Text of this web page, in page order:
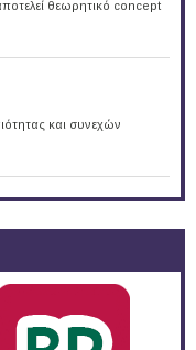
θεωρητικό concept
και συνεχών